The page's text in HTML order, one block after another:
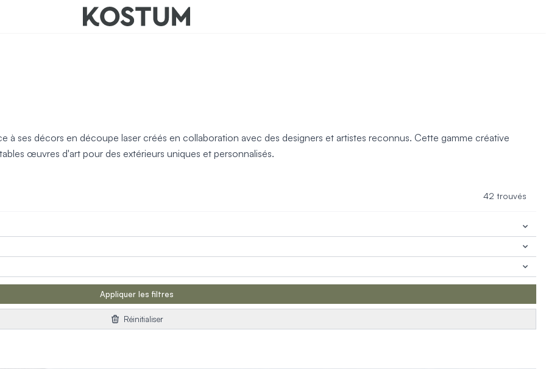
à ses décors en découpe laser créés en collaboration avec des designers et artistes reconnus. Cette gamme créative
œuvres d'art pour des extérieurs uniques et personnalisés.
42 trouvés
Appliquer les filtres
Réinitialiser